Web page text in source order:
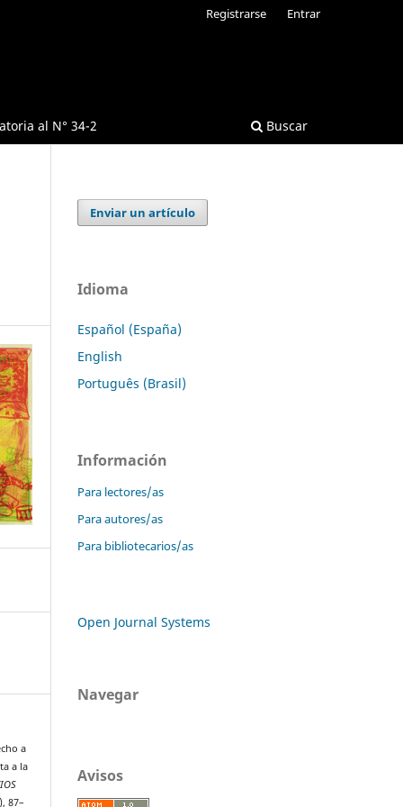
al N° 34-2 Buscar
Registrarse Entrar
a
a la
87–
Enviar un artículo
Idioma
Español (España)
English
Português (Brasil)
Información
Para lectores/as
Para autores/as
Para bibliotecarios/as
Open Journal Systems
Navegar
Avisos